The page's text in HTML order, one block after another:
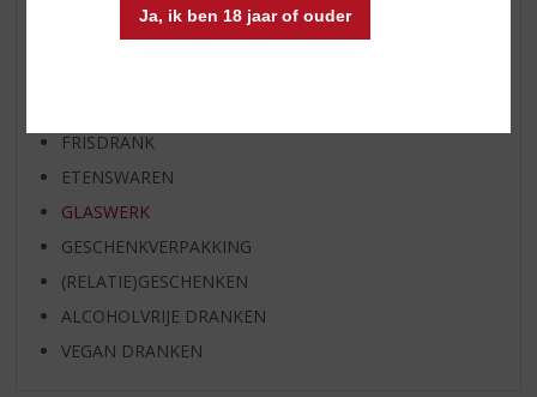
Ja, ik ben 18 jaar of ouder
GEDISTILLEERD OVERIG
FRISDRANK
ETENSWAREN
GLASWERK
GESCHENKVERPAKKING
(RELATIE)GESCHENKEN
ALCOHOLVRIJE DRANKEN
VEGAN DRANKEN